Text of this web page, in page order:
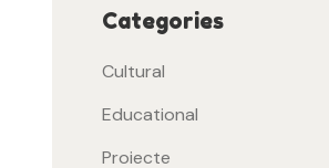
Categories
Cultural
Educational
Proiecte